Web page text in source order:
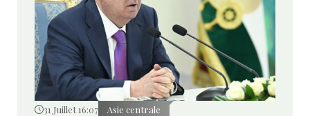
31 Juillet 16:07 Asie centrale